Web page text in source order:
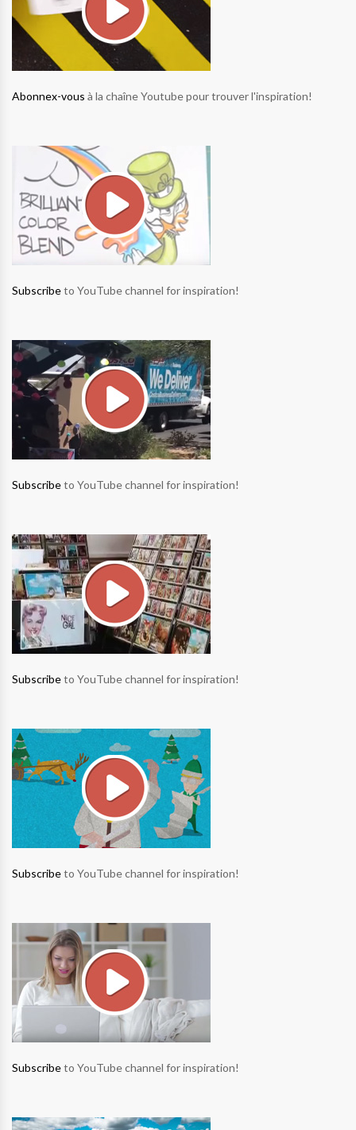
Abonnex-vous à la chaîne Youtube pour trouver l'inspiration!
Subscribeto YouTube channel for inspiration!
Subscribeto YouTube channel for inspiration!
Subscribeto YouTube channel for inspiration!
Subscribeto YouTube channel for inspiration!
Subscribeto YouTube channel for inspiration!